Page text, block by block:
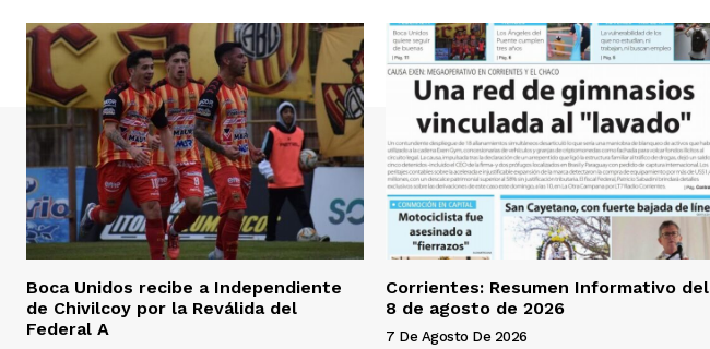
Boca Unidos recibe a Independiente
de Chivilcoy por la Reválida del
Federal A
Corrientes: Resumen Informativo del
8 de agosto de 2026
7 De Agosto De 2026